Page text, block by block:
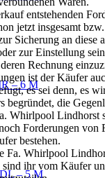
– 6 M
– 5 M
entstehenden
jetzt insgesamt
Sicherung an diese
zur Einstellung
Rechnung
ist der Käufer
es sei denn, es
begründet, die
Whirlpool Lindhorst
Forderungen von
bestehen.
Fa. Whirlpool
sind ihr vom Käufer